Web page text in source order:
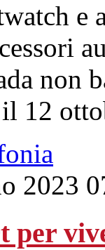
non
12
2023
per